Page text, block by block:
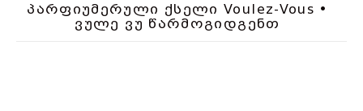
პარფიუმერული ქსელი Voulez-Vous •
ვულე ვუ წარმოგიდგენთ